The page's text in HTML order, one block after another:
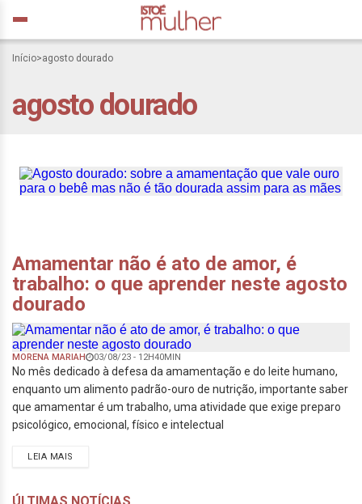
Início>agosto dourado
agosto dourado
Agosto dourado: sobre a
ouro para o bebê mas não
Amamentar não é ato de amor, é
trabalho: o que aprender neste agosto
dourado
MORENA MARIAH 03/08/23 - 12H40MIN
No mês dedicado à defesa da amamentação e do leite humano,
enquanto um alimento padrão-ouro de nutrição, importante saber
que amamentar é um trabalho, uma atividade que exige preparo
psicológico, emocional, físico e intelectual
LEIA MAIS